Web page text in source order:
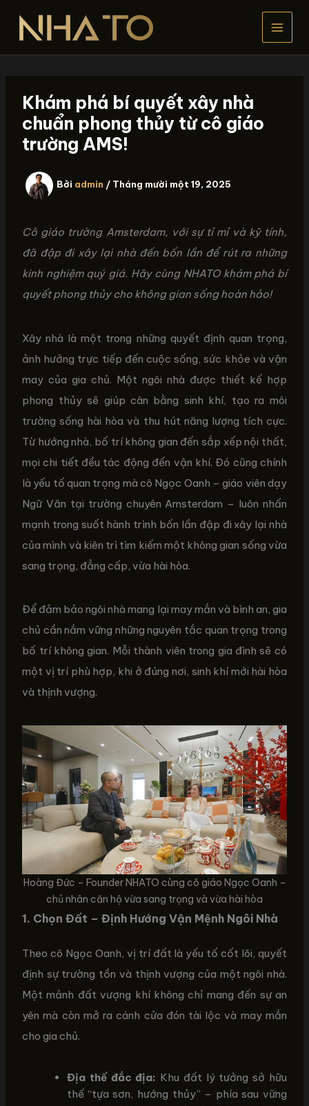
dung
Khám phá bí quyết xây nhà
chuẩn phong thủy từ cô giáo
trường AMS!
Bởi admin / Tháng mười một 19, 2025
Cô giáo trường Amsterdam, với sự tỉ mỉ và kỹ tính,
đã đập đi xây lại nhà đến bốn lần để rút ra những
kinh nghiệm quý giá. Hãy cùng NHATO khám phá bí
quyết phong thủy cho không gian sống hoàn hảo!
Xây nhà là một trong những quyết định quan trọng,
ảnh hưởng trực tiếp đến cuộc sống, sức khỏe và vận
may của gia chủ. Một ngôi nhà được thiết kế hợp
phong thủy sẽ giúp cân bằng sinh khí, tạo ra môi
trường sống hài hòa và thu hút năng lượng tích cực.
Từ hướng nhà, bố trí không gian đến sắp xếp nội thất,
mọi chi tiết đều tác động đến vận khí. Đó cũng chính
là yếu tố quan trọng mà cô Ngọc Oanh – giáo viên dạy
Ngữ Văn tại trường chuyên Amsterdam – luôn nhấn
mạnh trong suốt hành trình bốn lần đập đi xây lại nhà
của mình và kiên trì tìm kiếm một không gian sống vừa
sang trọng, đẳng cấp, vừa hài hòa.
Để đảm bảo ngôi nhà mang lại may mắn và bình an, gia
chủ cần nắm vững những nguyên tắc quan trọng trong
bố trí không gian. Mỗi thành viên trong gia đình sẽ có
một vị trí phù hợp, khi ở đúng nơi, sinh khí mới hài hòa
và thịnh vượng.
Hoàng Đức – Founder NHATO cùng cô giáo Ngọc Oanh –
chủ nhân căn hộ vừa sang trọng và vừa hài hòa
1. Chọn Đất – Định Hướng Vận Mệnh Ngôi Nhà
Theo cô Ngọc Oanh, vị trí đất là yếu tố cốt lõi, quyết
định sự trường tồn và thịnh vượng của một ngôi nhà.
Một mảnh đất vượng khí không chỉ mang đến sự an
yên mà còn mở ra cánh cửa đón tài lộc và may mắn
cho gia chủ.
Địa thế đắc địa: Khu đất lý tưởng sở hữu
thế “tựa sơn, hướng thủy” – phía sau vững